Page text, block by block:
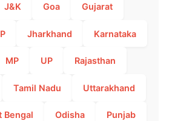
J&K Goa Gujarat
Jharkhand Karnataka
MP UP Rajasthan
Tamil Nadu Uttarakhand
Bengal Odisha Punjab